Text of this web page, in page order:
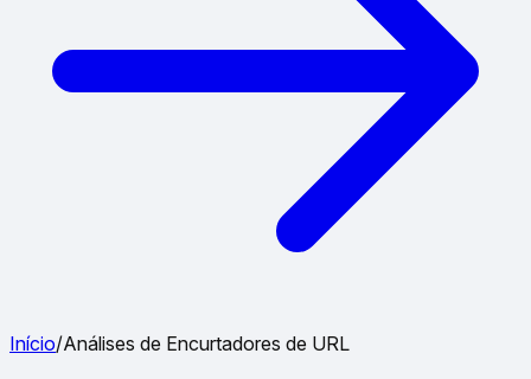
Início/Análises de Encurtadores de URL